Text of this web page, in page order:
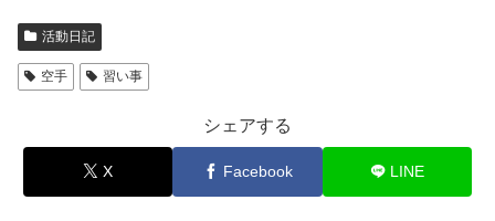
活動日記
空手 習い事
シェアする
X Facebook LINE